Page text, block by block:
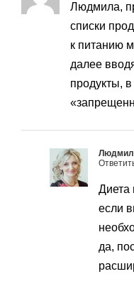
Людмила,
списки
к питанию
далее
продукты,
Диета
если
да,